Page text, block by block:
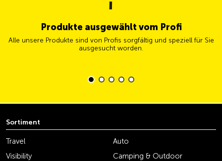
Produkte ausgewählt vom Profi
Alle unsere Produkte sind von Profis sorgfältig und speziell für Sie
ausgesucht worden.
Sortiment
Travel
Auto
Visibility
Camping & Outdoor